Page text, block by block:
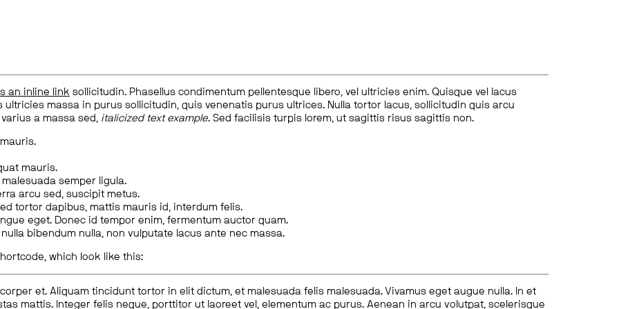
an inline link sollicitudin. Phasellus condimentum pellentesque libero, vel ultricies enim. Quisque vel lacus
ultricies massa in purus sollicitudin, quis venenatis purus ultrices. Nulla tortor lacus, sollicitudin quis arcu
varius a massa sed, italicized text example. Sed facilisis turpis lorem, ut sagittis risus sagittis non.
mauris.
semper ligula.
arcu sed, suscipit metus.
tortor dapibus, mattis mauris id, interdum felis.
eget. Donec id tempor enim, fermentum auctor quam.
bibendum nulla, non vulputate lacus ante nec massa.
which look like this:
et. Aliquam tincidunt tortor in elit dictum, et malesuada felis malesuada. Vivamus eget augue nulla. In et
mattis. Integer felis neque, porttitor ut laoreet vel, elementum ac purus. Aenean in arcu volutpat, scelerisque